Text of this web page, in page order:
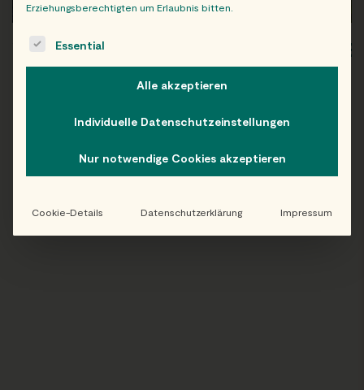
WIEN
Folge uns auf Instagram!
Erziehungsberechtigten um Erlaubnis bitten.
The following is a list of service groups for which consent
Essential
Alle akzeptieren
Individuelle Datenschutzeinstellungen
Nur notwendige Cookies akzeptieren
Cookie-Details Datenschutzerklärung Impressum